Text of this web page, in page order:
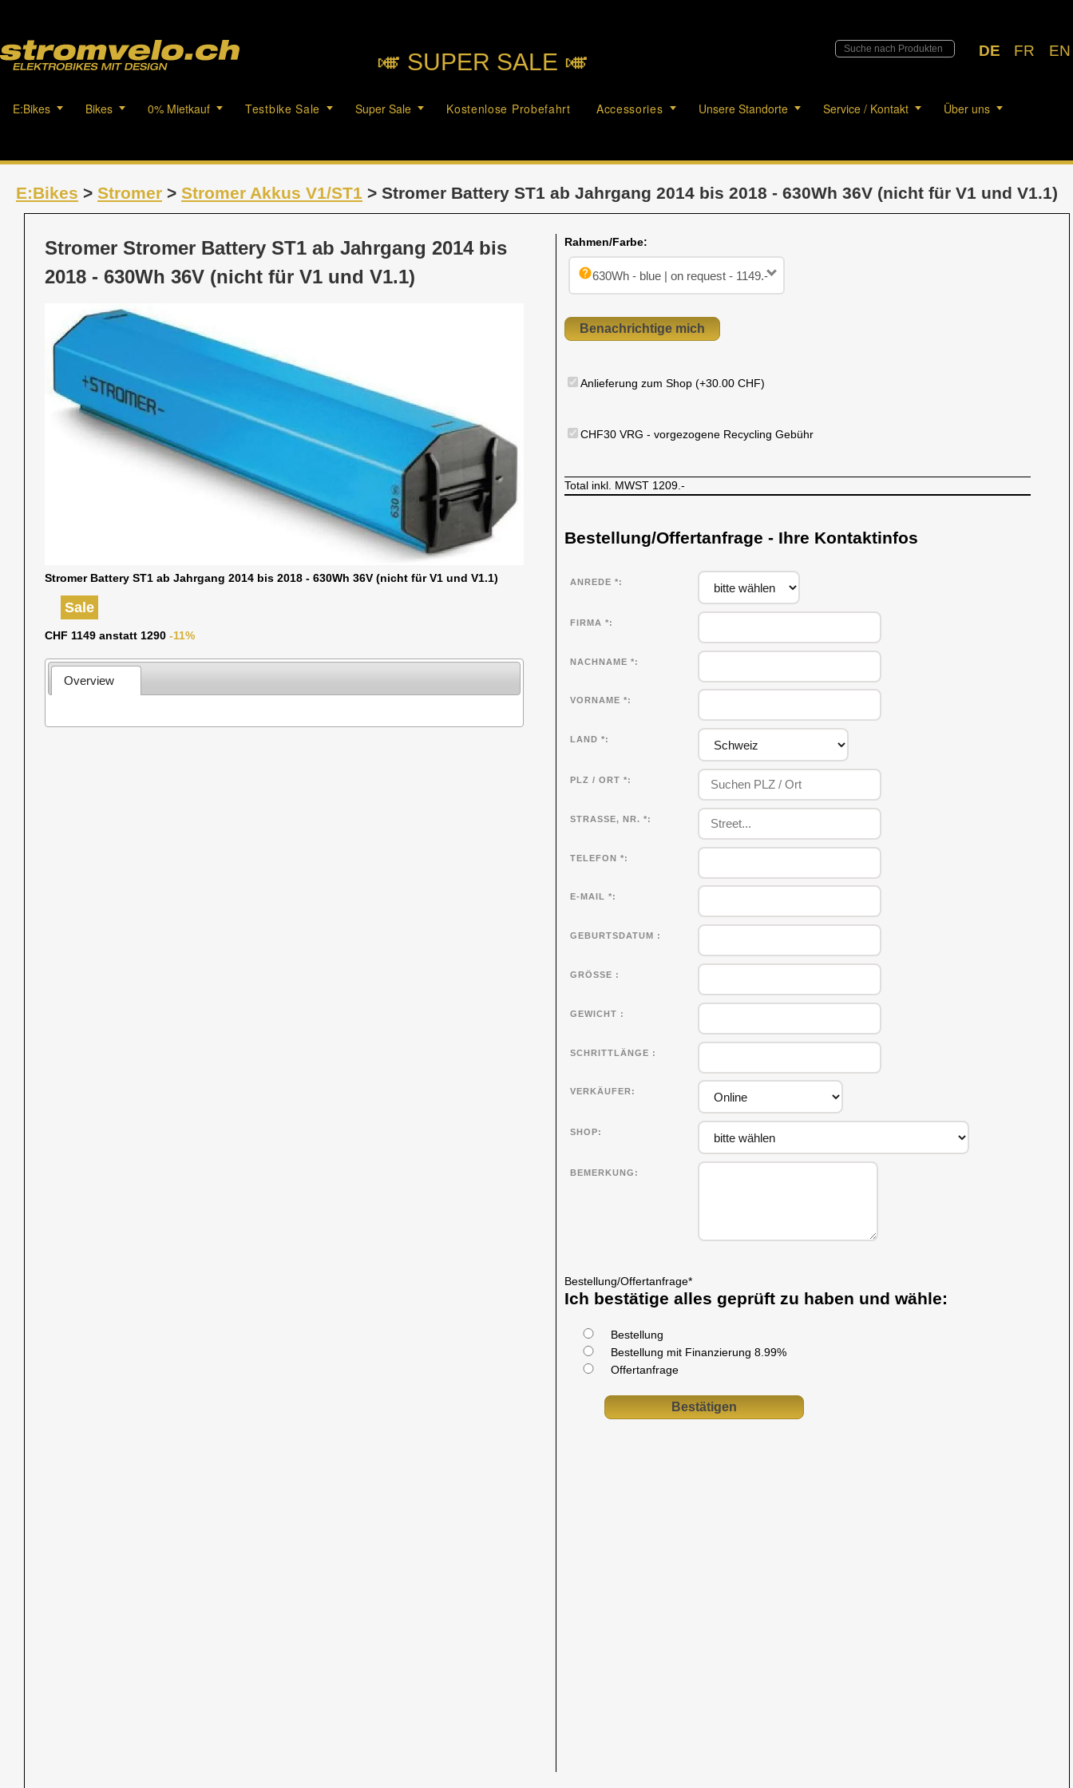
DE FR EN
🎺︎ SUPER SALE 🎺︎
E:Bikes Bikes 0% Mietkauf Testbike Sale Super Sale Kostenlose Probefahrt Accessories Unsere Standorte Service / Kontakt Über uns
E:Bikes > Stromer > Stromer Akkus V1/ST1 > Stromer Battery ST1 ab Jahrgang 2014 bis 2018 - 630Wh 36V (nicht für V1 und V1.1)
Stromer Stromer Battery ST1 ab Jahrgang 2014 bis
2018 - 630Wh 36V (nicht für V1 und V1.1)
Stromer Battery ST1 ab Jahrgang 2014 bis 2018 - 630Wh 36V (nicht für V1 und V1.1)
Sale
CHF 1149 anstatt 1290 -11%
Overview
Rahmen/Farbe:
help630Wh - blue | on request - 1149.-
Anlieferung zum Shop (+30.00 CHF)
CHF30 VRG - vorgezogene Recycling Gebühr
Total inkl. MWST 1209.-
Bestellung/Offertanfrage - Ihre Kontaktinfos
ANREDE *
FIRMA *
NACHNAME *
VORNAME *
LAND *
PLZ / ORT *
STRASSE, NR. *
TELEFON *
E-MAIL *
GEBURTSDATUM
GRÖSSE
GEWICHT
SCHRITTLÄNGE
VERKÄUFER
SHOP
BEMERKUNG
Bestellung/Offertanfrage*
Ich bestätige alles geprüft zu haben und wähle:
Bestellung
Bestellung mit Finanzierung 8.99%
Offertanfrage